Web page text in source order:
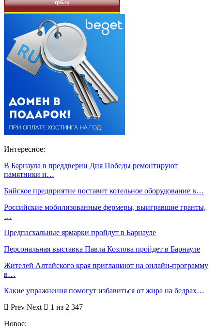
Интересное:
В Барнаула в преддверии Дня Победы ремонтируют
памятники и…
Бийское предприятие поставит котельное оборудование в…
Российские мобилизованные фермеры, выигравшие гранты,
…
Предпасхальные ярмарки пройдут в Барнауле
Персональная выставка Павла Козлова пройдет в Барнауле
Жителей Алтайского края приглашают на онлайн-программу
в…
Какие упражнения помогут избавиться от жира на бедрах…
Prev Next
1 из 2 347
Новое: